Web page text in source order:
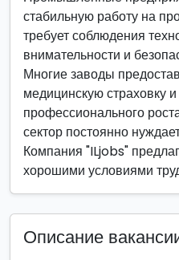
стабильную работу на
требует соблюдения
внимательности и
Многие заводы
медицинскую страховку
профессионального
сектор постоянно
Компания "ILjobs"
хорошими условиями
Описание